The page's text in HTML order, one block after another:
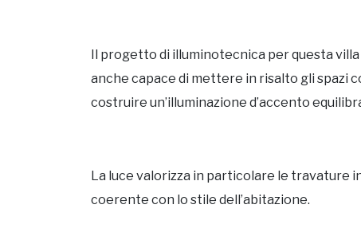
Il progetto di illuminotecnica per questa
anche capace di mettere in risalto gli spazi
costruire un’illuminazione d’accento
La luce valorizza in particolare le travature
coerente con lo stile dell’abitazione.